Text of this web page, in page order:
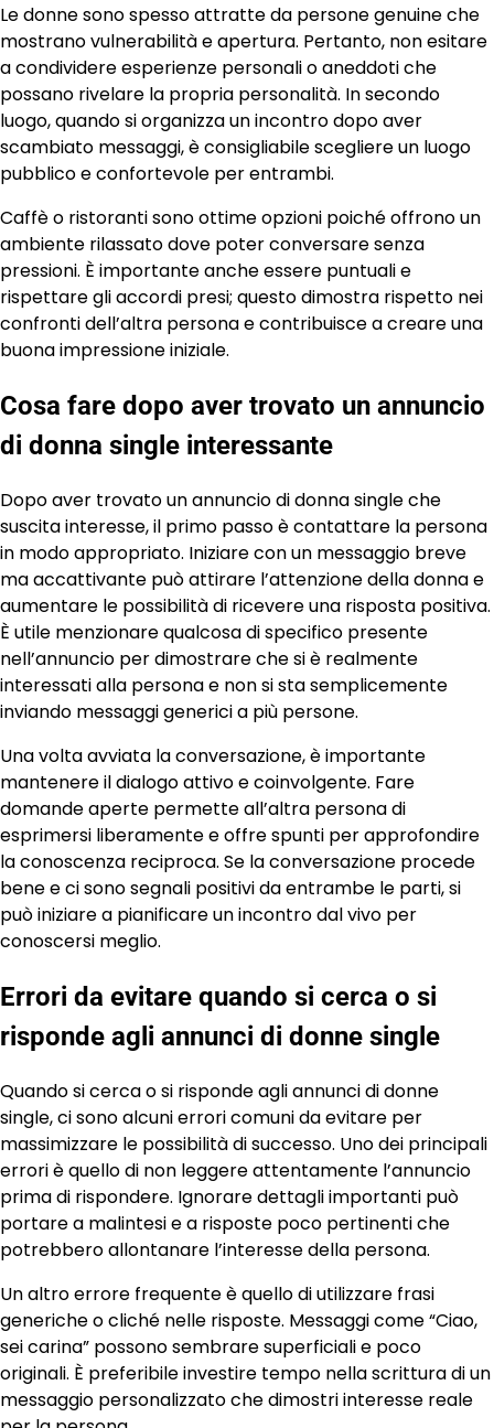
Le donne sono spesso attratte da persone genuine che
mostrano vulnerabilità e apertura. Pertanto, non esitare
a condividere esperienze personali o aneddoti che
possano rivelare la propria personalità. In secondo
luogo, quando si organizza un incontro dopo aver
scambiato messaggi, è consigliabile scegliere un luogo
pubblico e confortevole per entrambi.
Caffè o ristoranti sono ottime opzioni poiché offrono un
ambiente rilassato dove poter conversare senza
pressioni. È importante anche essere puntuali e
rispettare gli accordi presi; questo dimostra rispetto nei
confronti dell’altra persona e contribuisce a creare una
buona impressione iniziale.
Cosa fare dopo aver trovato un annuncio
di donna single interessante
Dopo aver trovato un annuncio di donna single che
suscita interesse, il primo passo è contattare la persona
in modo appropriato. Iniziare con un messaggio breve
ma accattivante può attirare l’attenzione della donna e
aumentare le possibilità di ricevere una risposta positiva.
È utile menzionare qualcosa di specifico presente
nell’annuncio per dimostrare che si è realmente
interessati alla persona e non si sta semplicemente
inviando messaggi generici a più persone.
Una volta avviata la conversazione, è importante
mantenere il dialogo attivo e coinvolgente. Fare
domande aperte permette all’altra persona di
esprimersi liberamente e offre spunti per approfondire
la conoscenza reciproca. Se la conversazione procede
bene e ci sono segnali positivi da entrambe le parti, si
può iniziare a pianificare un incontro dal vivo per
conoscersi meglio.
Errori da evitare quando si cerca o si
risponde agli annunci di donne single
Quando si cerca o si risponde agli annunci di donne
single, ci sono alcuni errori comuni da evitare per
massimizzare le possibilità di successo. Uno dei principali
errori è quello di non leggere attentamente l’annuncio
prima di rispondere. Ignorare dettagli importanti può
portare a malintesi e a risposte poco pertinenti che
potrebbero allontanare l’interesse della persona.
Un altro errore frequente è quello di utilizzare frasi
generiche o cliché nelle risposte. Messaggi come “Ciao,
sei carina” possono sembrare superficiali e poco
originali. È preferibile investire tempo nella scrittura di un
messaggio personalizzato che dimostri interesse reale